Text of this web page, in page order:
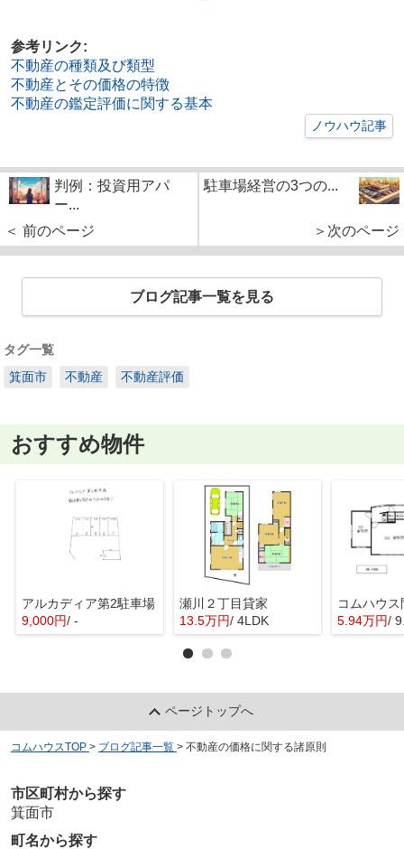
参考リンク:
不動産の種類及び類型
不動産とその価格の特徴
不動産の鑑定評価に関する基本
ノウハウ記事
判例：投資用アパ
ー...
＜ 前のページ
駐車場経営の3つの...
＞次のページ
ブログ記事一覧を見る
タグ一覧
箕面市
不動産 不動産評価
おすすめ物件
アルカディア第2駐車場
9,000円/ -
瀬川２丁目貸家
13.5万円/ 4LDK 5.94万円/
ページトップへ
コムハウスTOP > ブログ記事一覧 > 不動産の価格に関する諸原則
市区町村から探す
箕面市
町名から探す